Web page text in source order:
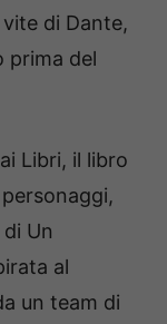
di Dante,
prima del
Libri, il libro
Un
al
un team di